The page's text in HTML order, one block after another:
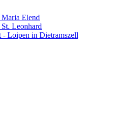
Elend
Leonhard
- Loipen in Dietramszell